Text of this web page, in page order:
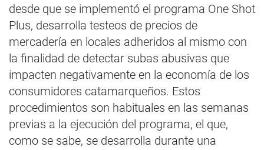
desde que se implementó el programa One Shot
Plus, desarrolla testeos de precios de
mercadería en locales adheridos al mismo con
la finalidad de detectar subas abusivas que
impacten negativamente en la economía de los
consumidores catamarqueños. Estos
procedimientos son habituales en las semanas
previas a la ejecución del programa, el que,
como se sabe, se desarrolla durante una